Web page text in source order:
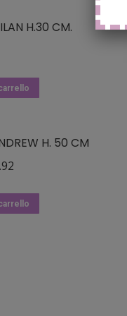
H.30 CM.
H. 50 CM
Il
attuale